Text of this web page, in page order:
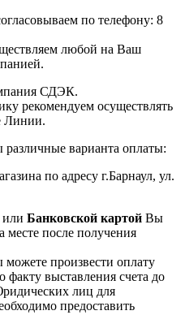
по телефону: 8
любой на Ваш
СДЭК.
рекомендуем осуществлять
Линии.
варианта оплаты:
по адресу г.Барнаул, ул.
или Банковской картой Вы
месте после получения
можете произвести оплату
факту выставления счета до
лиц для
предоставить